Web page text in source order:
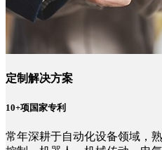
定制解决方案
10+项国家专利
常年深耕于自动化设备领域，